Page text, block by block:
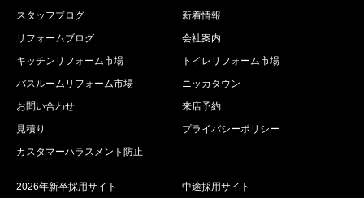
スタッフブログ
新着情報
リフォームブログ
会社案内
キッチンリフォーム市場
トイレリフォーム市場
バスルームリフォーム市場
ニッカタウン
お問い合わせ
来店予約
見積り
プライバシーポリシー
カスタマーハラスメント防止
2026年新卒採用サイト 中途採用サイト